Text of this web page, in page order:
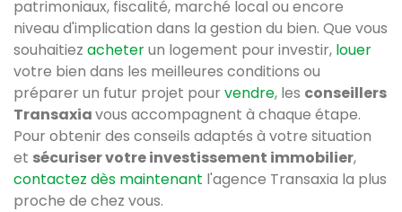
patrimoniaux, fiscalité, marché local ou encore
niveau d'implication dans la gestion du bien. Que vous
souhaitiez acheterun logement pour investir, louer
votre bien dans les meilleures conditions ou
préparer un futur projet pour vendre, les conseillers
Transaxiavous accompagnent à chaque étape.
Pour obtenir des conseils adaptés à votre situation
et sécuriser votre investissement immobilier,
contactez dès maintenant l'agence Transaxia la plus
proche de chez vous.